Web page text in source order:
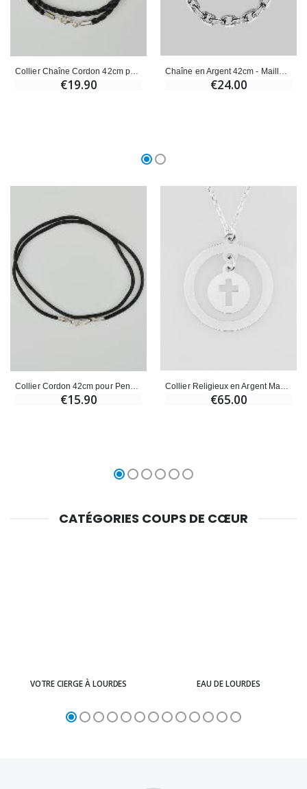
Collier Chaîne Cordon 42cm pour Pendentif - Fermoir en Argent 925/1000
€19.90 €24.00
€15.90 €65.00
CATÉGORIES COUPS DE CŒUR
VOTRE CIERGE À LOURDES EAU DE LOURDES